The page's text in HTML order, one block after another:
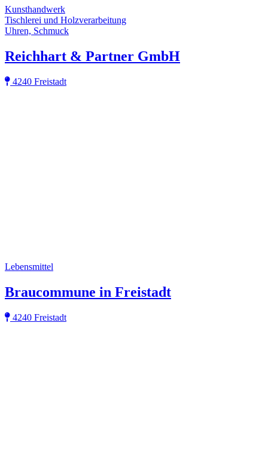
Kunsthandwerk
Tischlerei und Holzverarbeitung
Uhren, Schmuck
Reichhart & Partner GmbH
4240 Freistadt
Lebensmittel
Braucommune in Freistadt
4240 Freistadt